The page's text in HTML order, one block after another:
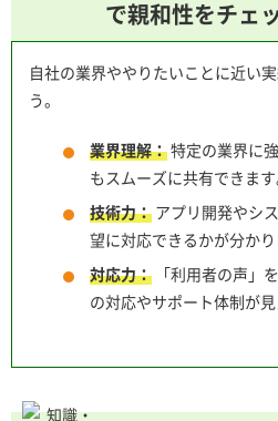
で親和性をチェ
自社の業界ややりたいことに近い
う。
業界理解：特定の業界に
もスムーズに共有できます
技術力： アプリ開発やシ
望に対応できるかが分かり
対応力： 「利用者の声」
の対応やサポート体制が見